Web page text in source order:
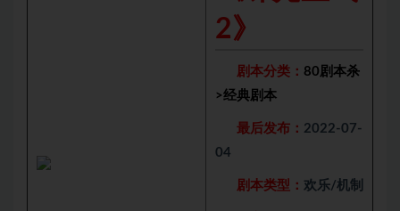
2》
剧本分类： 80剧本杀
>经典剧本
最后发布： 2022-07-
04
剧本类型： 欢乐/机制